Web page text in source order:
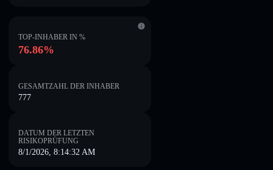
TOP-INHABER IN %
76.86%
GESAMTZAHL DER INHABER
777
DATUM DER LETZTEN
RISIKOPRÜFUNG
8/1/2026, 8:14:32 AM